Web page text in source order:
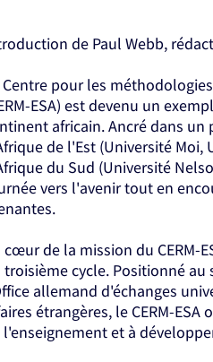
de Paul Webb,
Centre pour les
ESA) est devenu un
africain. Ancré dans
de l'Est (Université Moi,
du Sud (Université
vers l'avenir tout en
cœur de la mission du CERM-
troisième cycle. Positionné au
allemand d'échanges
étrangères, le CERM-
l'enseignement et à